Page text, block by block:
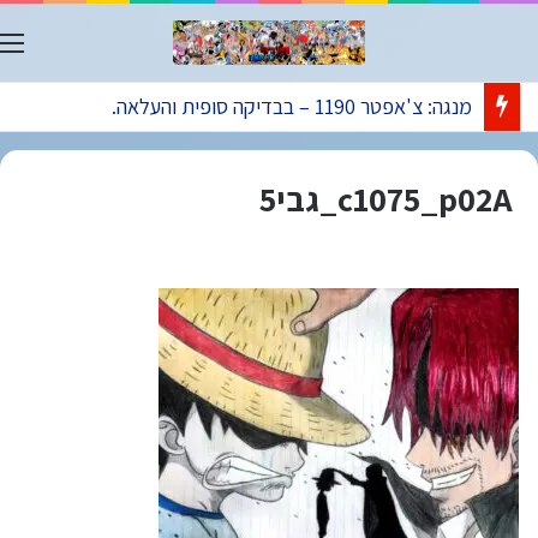
מנגה: צ'אפטר 1190 – בבדיקה סופית והעלאה.
c1075_p02A_גבי5